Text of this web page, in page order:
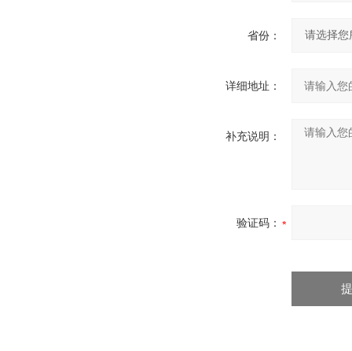
省份：
详细地址：
补充说明：
验证码：